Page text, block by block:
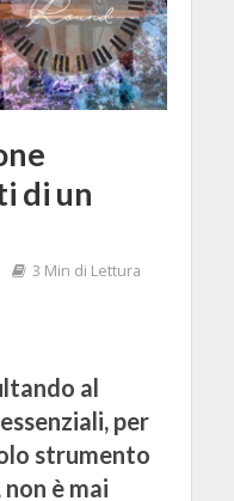
di un
3 Min di Lettura
al
per
strumento
è mai